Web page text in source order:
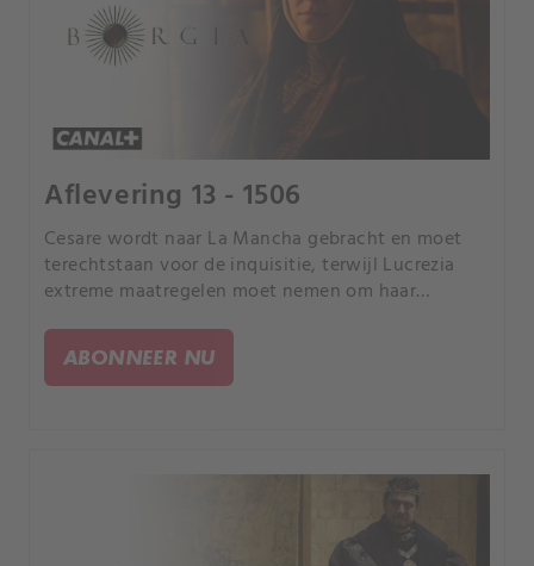
Aflevering 13 - 1506
Cesare wordt naar La Mancha gebracht en moet
terechtstaan voor de inquisitie, terwijl Lucrezia
extreme maatregelen moet nemen om haar
ABONNEER NU